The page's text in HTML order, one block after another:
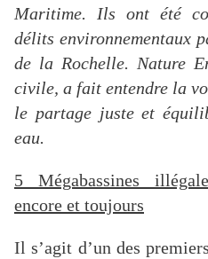
Maritime. Ils ont été
délits environnementaux
de la Rochelle. Nature
civile, a fait entendre la
le partage juste et
eau.
5 Mégabassines
encore et toujours
Il s’agit d’un des